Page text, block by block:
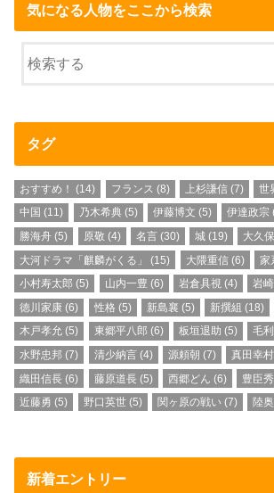
気になる人物をここから検索
タグ
おすすめ！ (14) フランス (8) 上杉謙信(7) 世
中国 (11) 乃木希典(5) 伊藤博文 (5) 伊達政宗
勝海舟 (5) 原敬 (4) 名言(30) 城 (19) 大久
大河ドラマ「麒麟がくる」
(15) 大隈重信(6) 家
小村寿太郎 (5) 山内一豊 (6) 岩倉具視(4) 岩
徳川家康 (6) 性格 (5) 新島襄 (5) 新撰組 (18)
木戸孝允 (5) 東郷平八郎 (6) 板垣退助 (5) 毛
水野忠邦 (7) 清少納言(4) 源頼朝 (7) 真田幸村
織田信長 (6) 藤原道長(5) 西郷どん (6) 豊臣
近藤勇 (5) 野口英世(5) 関ヶ原の戦い(7) 陸
新着エントリー